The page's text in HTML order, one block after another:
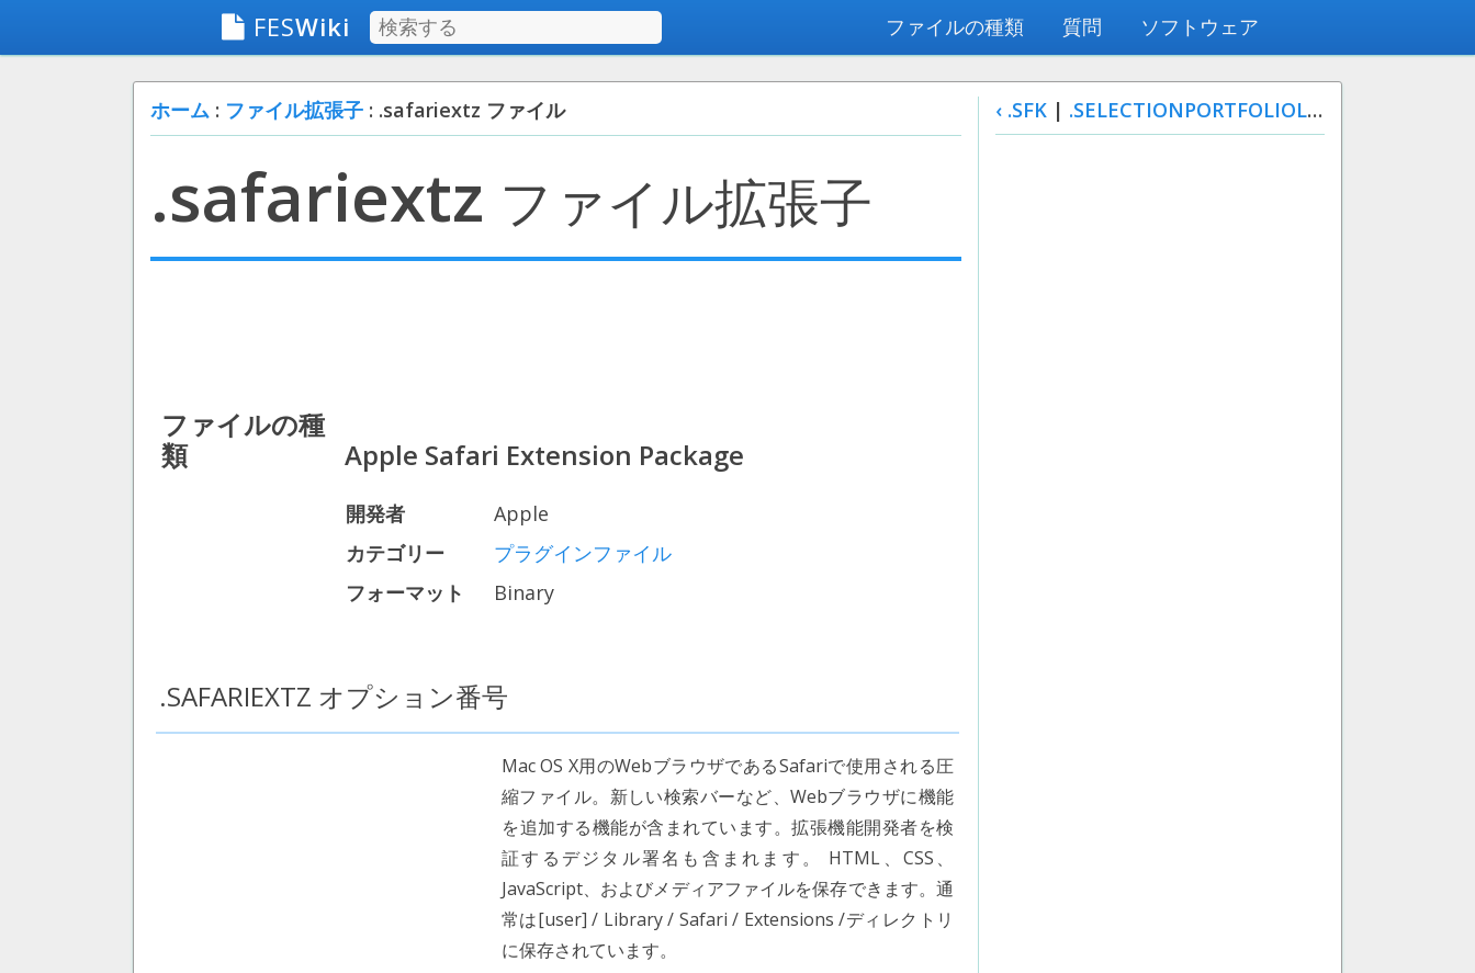
FESWiki ファイルの種類 質問 ソフトウェア
ホーム : ファイル拡張子 : .safariextz ファイル
.safariextz ファイル拡張子
ファイルの種
類
Apple Safari Extension Package
開発者
Apple
カテゴリー
プラグインファイル
フォーマット
Binary
.SAFARIEXTZ オプション番号
Mac OS X用のWebブラウザであるSafariで使用される圧
縮ファイル。新しい検索バーなど、Webブラウザに機能
を追加する機能が含まれています。拡張機能開発者を検
証するデジタル署名も含まれます。 HTML、CSS、
JavaScript、およびメディアファイルを保存できます。通
常は[user] / Library / Safari / Extensions /ディレクトリ
に保存されています。
‹ .SFK | .SELECTIONPORTFOLIOLIBRARY ›